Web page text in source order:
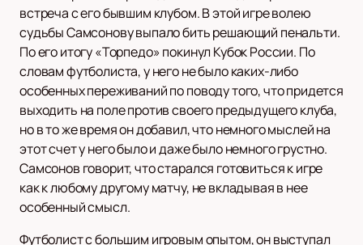
встреча с его бывшим клубом. В этой игре волею
судьбы Самсонову выпало бить решающий пенальти.
По его итогу «Торпедо» покинул Кубок России. По
словам футболиста, у него не было каких-либо
особенных переживаний по поводу того, что придется
выходить на поле против своего предыдущего клуба,
но в то же время он добавил, что немного мыслей на
этот счет у него было и даже было немного грустно.
Самсонов говорит, что старался готовиться к игре
как к любому другому матчу, не вкладывая в нее
особенный смысл.
Футболист с большим игровым опытом, он выступал